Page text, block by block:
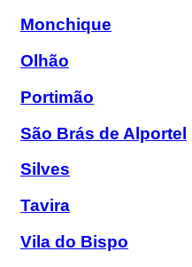
Monchique
Olhão
Portimão
São Brás de Alportel
Silves
Tavira
Vila do Bispo